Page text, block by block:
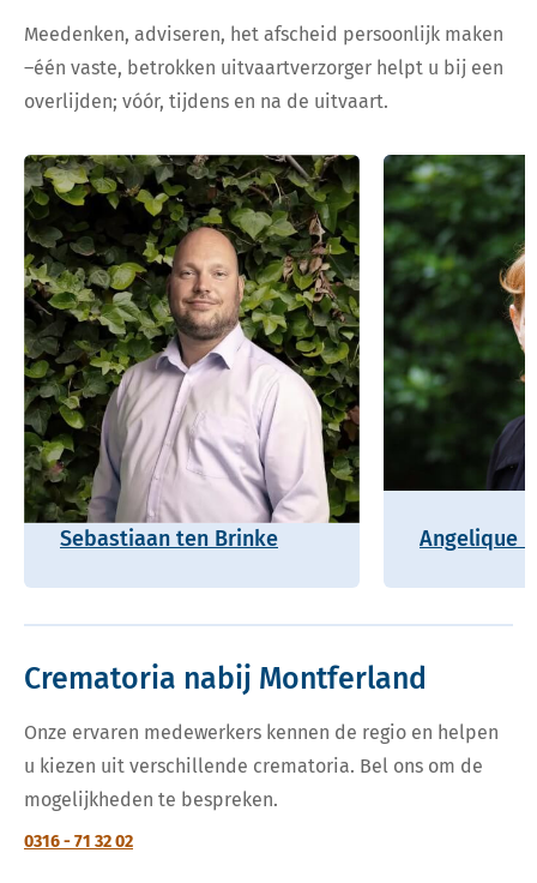
Meedenken, adviseren, het afscheid persoonlijk maken
–één vaste, betrokken uitvaartverzorger helpt u bij een
overlijden; vóór, tijdens en na de uitvaart.
Sebastiaan ten Brinke Angelique
Crematoria nabij Montferland
Onze ervaren medewerkers kennen de regio en helpen
u kiezen uit verschillende crematoria. Bel ons om de
mogelijkheden te bespreken.
0316 - 71 32 02